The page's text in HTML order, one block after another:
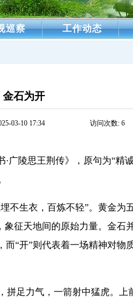
巡察 工作动态
金石为开
03-10 17:34 访问次数: 6
陵思王荆传》，原句为“精诚
生衣，百炼不轻”。黄金为
征天地间的原始力量。金石
而“开”则代表着一场精神对
足力气，一箭射中猛虎。上